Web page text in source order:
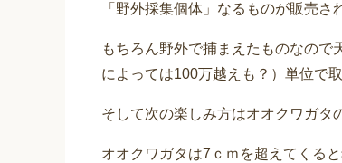
「野外採集個体」なるものが販売さ
もちろん野外で捕まえたものなの
によっては100万越えも？）単位で
そして次の楽しみ方はオオクワガタ
オオクワガタは7ｃｍを超えてくる